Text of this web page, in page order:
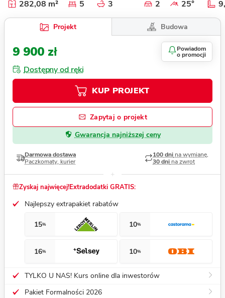
282,08 m² 5 3 2 25°
Projekt Budowa
9 900 zł Powiadom
o promocji
Dostępny od ręki
KUP PROJEKT
Zapytaj o projekt
Gwarancja najniższej ceny
Darmowa dostawa
Paczkomaty, kurier
100 dni na wymianę,
30 dni na zwrot
Zyskaj najwięcej!Extradodatki GRATIS:
Najlepszy extrapakiet rabatów
15% 10%
16% 10%
TYLKO U NAS! Kurs online dla inwestorów
Pakiet Formalności 2026